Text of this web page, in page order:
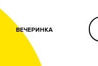
ВЕЧЕРИНКА